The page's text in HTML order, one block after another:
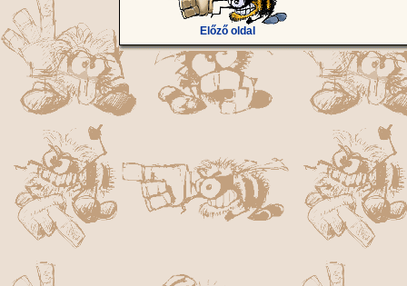
Előző oldal